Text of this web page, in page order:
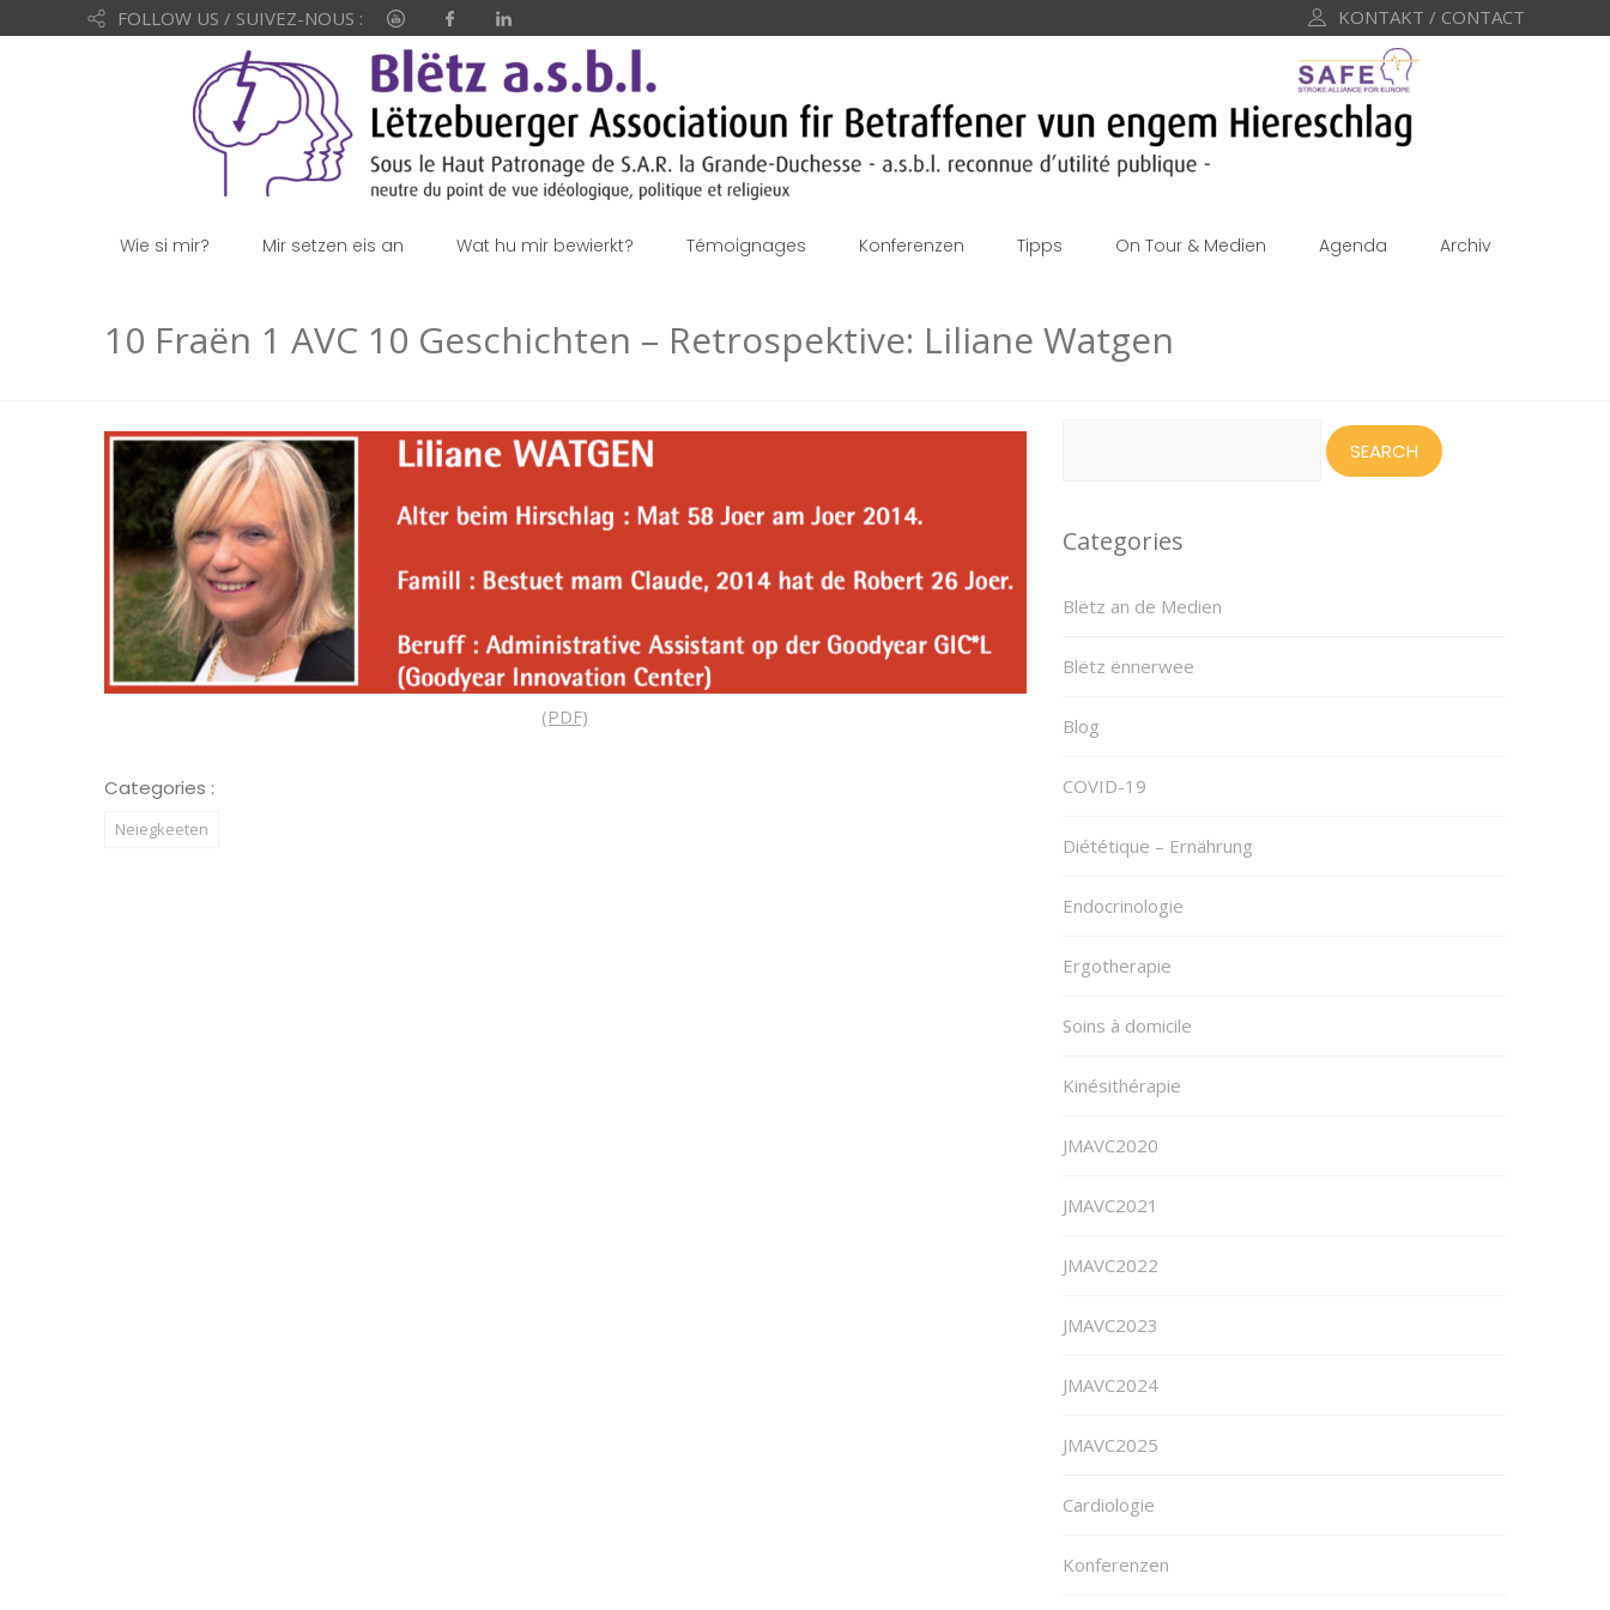
FOLLOW US / SUIVEZ-NOUS : KONTAKT / CONTACT
Wie si mir? Mir setzen eis an Wat hu mir bewierkt? Témoignages Konferenzen Tipps On Tour & Medien Agenda Archiv
10 Fraën 1 AVC 10 Geschichten – Retrospektive: Liliane Watgen
(PDF)
Categories :
Neiegkeeten
Categories
Blëtz an de Medien
Blëtz ënnerwee
Blog
COVID-19
Diététique – Ernährung
Endocrinologie
Ergotherapie
Soins à domicile
Kinésithérapie
JMAVC2020
JMAVC2021
JMAVC2022
JMAVC2023
JMAVC2024
JMAVC2025
Cardiologie
Konferenzen